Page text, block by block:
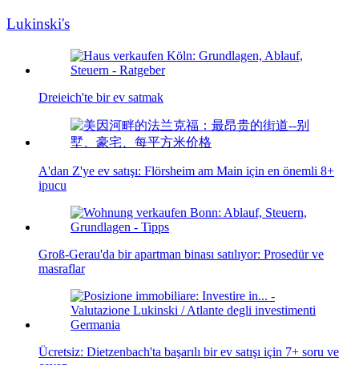
Lukinski's
Dreieich'te bir ev satmak
A'dan Z'ye ev satışı: Flörsheim am Main için en önemli 8+
ipucu
Groß-Gerau'da bir apartman binası satılıyor: Prosedür ve
masraflar
Ücretsiz: Dietzenbach'ta başarılı bir ev satışı için 7+ soru ve